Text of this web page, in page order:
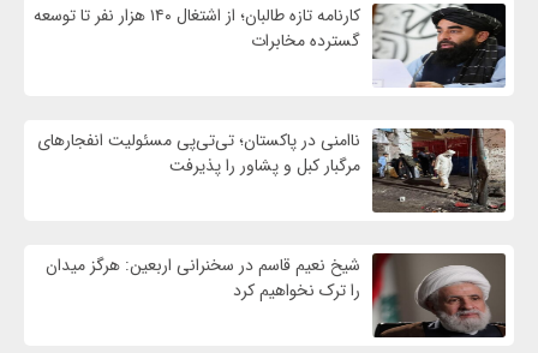
کارنامه تازه طالبان؛ از اشتغال ۱۴۰ هزار نفر تا توسعه
گسترده مخابرات
ناامنی در پاکستان؛ تی‌تی‌پی مسئولیت انفجارهای
مرگبار کبل و پشاور را پذیرفت
شیخ نعیم قاسم در سخنرانی اربعین: هرگز میدان
را ترک نخواهیم کرد